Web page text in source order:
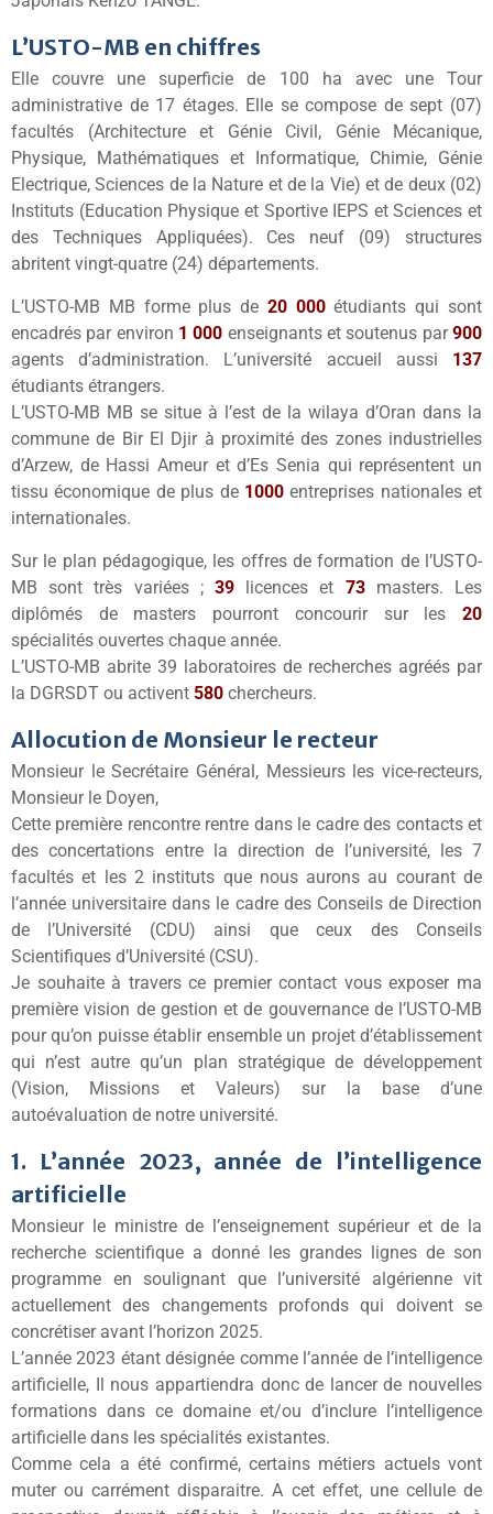
L’USTO-MB en chiffres
Elle couvre une superficie de 100 ha avec une Tour
administrative de 17 étages. Elle se compose de sept (07)
facultés (Architecture et Génie Civil, Génie Mécanique,
Physique, Mathématiques et Informatique, Chimie, Génie
Electrique, Sciences de la Nature et de la Vie) et de deux (02)
Instituts (Education Physique et Sportive IEPS et Sciences et
des Techniques Appliquées). Ces neuf (09) structures
abritent vingt-quatre (24) départements.
L’USTO-MB MB forme plus de 20 000étudiants qui sont
encadrés par environ 1 000 enseignants et soutenus par900
agents d’administration. L’université accueil aussi 137
étudiants étrangers.
L’USTO-MB MB se situe à l’est de la wilaya d’Oran dans la
commune de Bir El Djir à proximité des zones industrielles
d’Arzew, de Hassi Ameur et d’Es Senia qui représentent un
tissu économique de plus de 1000entreprises nationales et
internationales.
Sur le plan pédagogique, les offres de formation de l’USTO-
MB sont très variées ; 39 licences et 73masters. Les
diplômés de masters pourront concourir sur les 20
spécialités ouvertes chaque année.
L’USTO-MB abrite 39 laboratoires de recherches agréés par
la DGRSDT ou activent 580 chercheurs.
Allocution de Monsieur le recteur
Monsieur le Secrétaire Général, Messieurs les vice-recteurs,
Monsieur le Doyen,
Cette première rencontre rentre dans le cadre des contacts et
des concertations entre la direction de l’université, les 7
facultés et les 2 instituts que nous aurons au courant de
l’année universitaire dans le cadre des Conseils de Direction
de l’Université (CDU) ainsi que ceux des Conseils
Scientifiques d’Université (CSU).
Je souhaite à travers ce premier contact vous exposer ma
première vision de gestion et de gouvernance de l’USTO-MB
pour qu’on puisse établir ensemble un projet d’établissement
qui n’est autre qu’un plan stratégique de développement
(Vision, Missions et Valeurs) sur la base d’une
autoévaluation de notre université.
1. L’année 2023, année de l’intelligence
artificielle
Monsieur le ministre de l’enseignement supérieur et de la
recherche scientifique a donné les grandes lignes de son
programme en soulignant que l’université algérienne vit
actuellement des changements profonds qui doivent se
concrétiser avant l’horizon 2025.
L’année 2023 étant désignée comme l’année de l’intelligence
artificielle, Il nous appartiendra donc de lancer de nouvelles
formations dans ce domaine et/ou d’inclure l’intelligence
artificielle dans les spécialités existantes.
Comme cela a été confirmé, certains métiers actuels vont
muter ou carrément disparaitre. A cet effet, une cellule de